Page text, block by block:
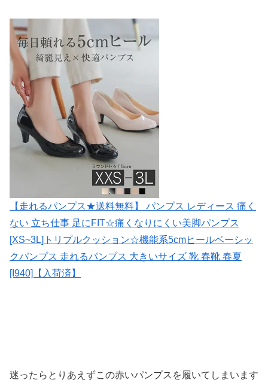
【走れるパンプス★送料無料】 パンプス レディース 痛く
ない 立ち仕事 足にFIT☆痛くなりにくい美脚パンプス
[XS~3L]トリプルクッション☆機能系5cmヒールベーシッ
クパンプス 走れるパンプス 大きいサイズ 靴 春靴 春夏
[I940]【入荷済】
迷ったらとりあえずこの赤いパンプスを履いてしまいます